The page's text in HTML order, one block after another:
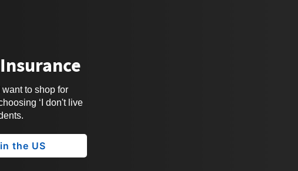
to shop for
‘I don't live
the US